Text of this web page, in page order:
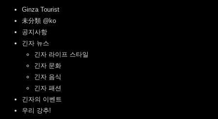
Ginza Tourist
未分類 @ko
공지사항
긴자 뉴스
긴자 라이프 스타일
긴자 문화
긴자 음식
긴자 패션
긴자의 이벤트
우리 강추!